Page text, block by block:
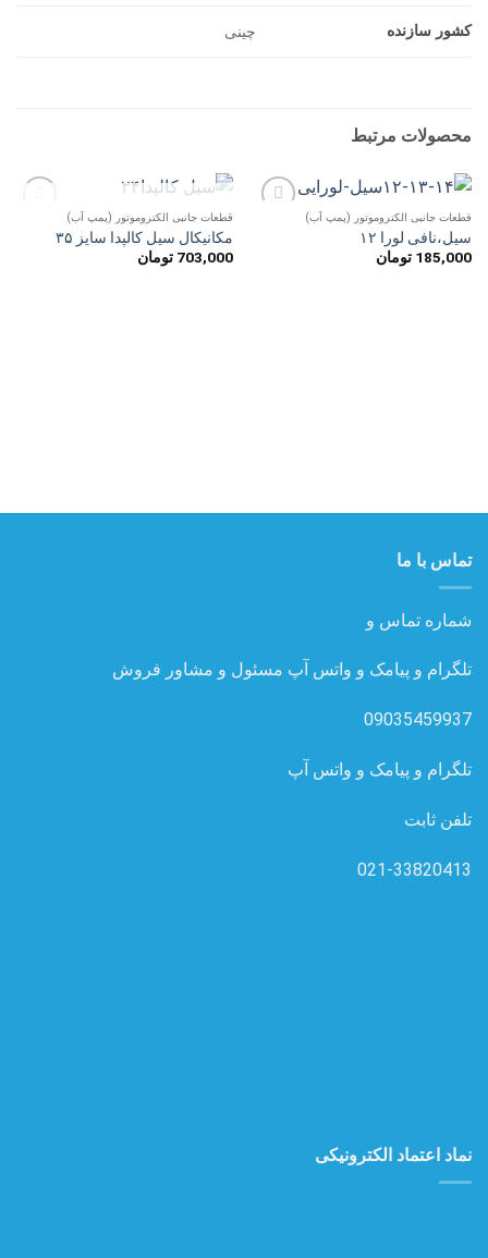
کشور سازنده چینی
محصولات مرتبط
قطعات جانبی الکتروموتور (پمپ آب)
سیل،نافی لورا ۱۲
185,000 تومان
ناموجود
قطعات جانبی الکتروموتور (پمپ آب)
مکانیکال سیل کالپدا سایز ۳۵
703,000 تومان
تماس با ما
شماره تماس و
تلگرام و پیامک و واتس آپ مسئول و مشاور فروش
09035459937
تلگرام و پیامک و واتس آپ
تلفن ثابت
021-33820413
نماد اعتماد الکترونیکی